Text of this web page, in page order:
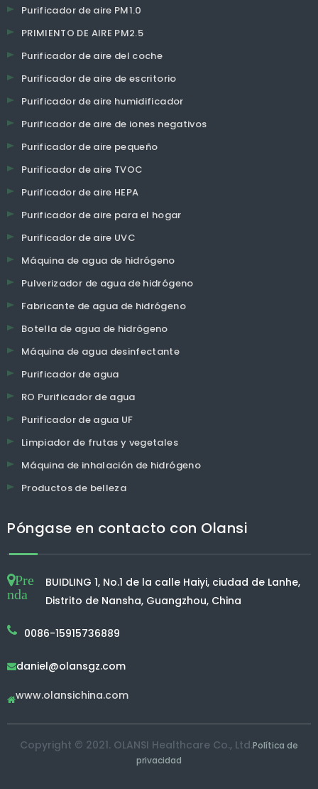
Purificador de aire PM1.0
PRIMIENTO DE AIRE PM2.5
Purificador de aire del coche
Purificador de aire de escritorio
Purificador de aire humidificador
Purificador de aire de iones negativos
Purificador de aire pequeño
Purificador de aire TVOC
Purificador de aire HEPA
Purificador de aire para el hogar
Purificador de aire UVC
Máquina de agua de hidrógeno
Pulverizador de agua de hidrógeno
Fabricante de agua de hidrógeno
Botella de agua de hidrógeno
Máquina de agua desinfectante
Purificador de agua
RO Purificador de agua
Purificador de agua UF
Limpiador de frutas y vegetales
Máquina de inhalación de hidrógeno
Productos de belleza
Póngase en contacto con Olansi
Pre
nda
BUIDLING 1, No.1 de la calle Haiyi, ciudad de Lanhe,
Distrito de Nansha, Guangzhou, China
0086-15915736889
daniel@olansgz.com
www.olansichina.com
Copyright © 2021. OLANSI Healthcare Co., Ltd.Política de
privacidad